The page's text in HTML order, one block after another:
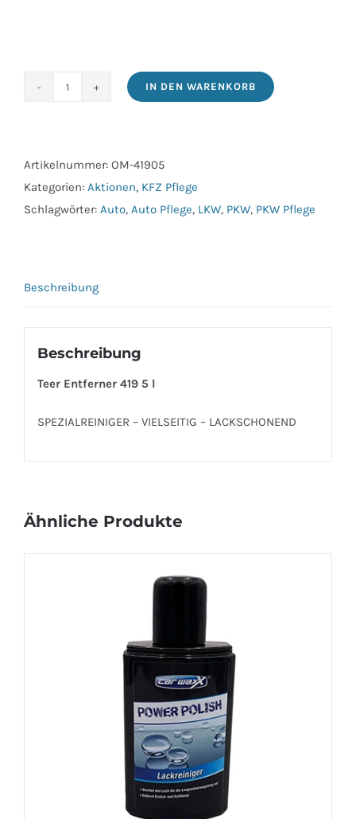
5
l
Menge
IN DEN WARENKORB
Artikelnummer: OM-41905
Kategorien: Aktionen, KFZ Pflege
Schlagwörter: Auto, Auto Pflege, LKW, PKW, PKW Pflege
Beschreibung
Beschreibung
Teer Entferner 419 5 l
SPEZIALREINIGER – VIELSEITIG – LACKSCHONEND
Ähnliche Produkte